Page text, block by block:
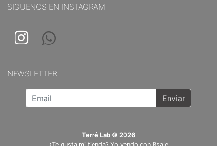
SIGUENOS EN INSTAGRAM
NEWSLETTER
Enviar
Terré Lab © 2026
¿Te gusta mi tienda? Yo vendo con Bsale